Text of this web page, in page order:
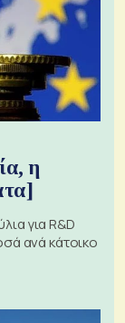
η
για R&D
ανά κάτοικο